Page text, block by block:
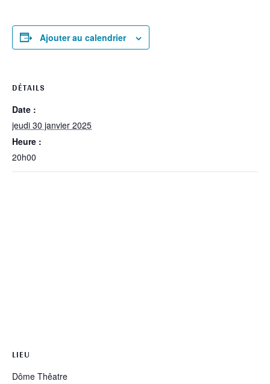
Ajouter au calendrier
DÉTAILS
Date :
jeudi 30 janvier 2025
Heure :
20h00
LIEU
Dôme Thêatre